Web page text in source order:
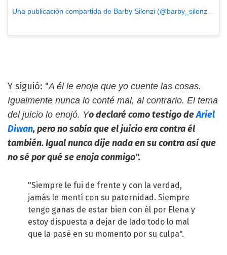
Una publicación compartida de Barby Silenzi (@barby_silenzi)el
Y siguió: "A él le enoja que yo cuente las cosas.
Igualmente nunca lo conté mal, al contrario. El tema
del juicio lo enojó. Yo declaré como testigo deAriel
Diwan, pero no sabía que el juicio era contra él
también. Igual nunca dije nada en su contra así que
no sé por qué se enoja conmigo".
"Siempre le fui de frente y con la verdad,
jamás le mentí con su paternidad. Siempre
tengo ganas de estar bien con él por Elena y
estoy dispuesta a dejar de lado todo lo mal
que la pasé en su momento por su culpa".